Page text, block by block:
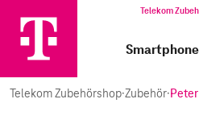
Telekom
Telekom Zubehörshop·Zubehör·